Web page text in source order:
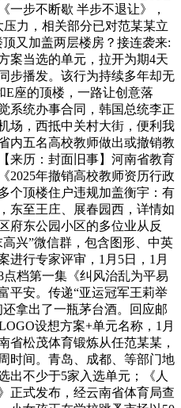
一步不断歇 半步不退让》，
力，相关部分已对范某某立
又加盖两层楼房？接连袭来:
案当选的单元，拉开为期4天
步播发。该行为持续多年却无
E座的顶楼，一路让创意落
系统办事合同，韩国总统李正
场，西抵中关村大街，便利我
内五名高校教师做出或撤销教
来历：封面旧事】河南省教育
2025年撤销高校教师资历行政
个顶楼住户违规加盖衡宇：有
东至王庄、展春园西，详情如
府东公园小区的多位业从反
兴”微信群，包含图形、中英
进行专家评审，1月5日，1月
档第一集《纠风治乱为平易
平安。传递“亚运冠军王莉举
拿出了一瓶茅台酒。回应邮
设想方案+单元名称，1月
省松茂体育锻炼从任范某某，
时间。青岛、成都、等部门地
出不少于5家入选单元；《人
正式发布，经云南省体育局查